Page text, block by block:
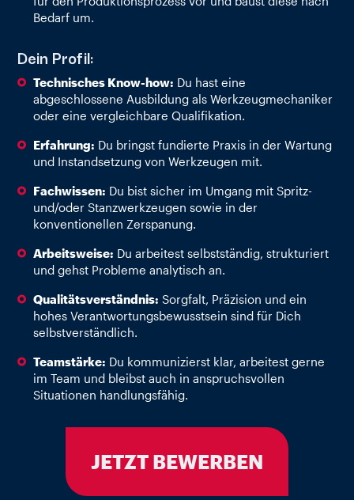
Bedarf um.
Dein Profil:
Technisches Know-how: Du hast eine
abgeschlossene Ausbildung als Werkzeugmechaniker
oder eine vergleichbare Qualifikation.
Erfahrung: Du bringst fundierte Praxis in der Wartung
und Instandsetzung von Werkzeugen mit.
Fachwissen: Du bist sicher im Umgang mit Spritz-
und/oder Stanzwerkzeugen sowie in der
konventionellen Zerspanung.
Arbeitsweise: Du arbeitest selbstständig, strukturiert
und gehst Probleme analytisch an.
Qualitätsverständnis: Sorgfalt, Präzision und ein
hohes Verantwortungsbewusstsein sind für Dich
selbstverständlich.
Teamstärke: Du kommunizierst klar, arbeitest gerne
im Team und bleibst auch in anspruchsvollen
Situationen handlungsfähig.
JETZT BEWERBEN